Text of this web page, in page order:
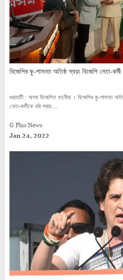
বিজেপিৰ কু-শাসনত অতিষ্ঠ স্বয়ং বিজেপি নেতা-
গুৱাহাটী : অসম বিজেপিত খহনীয়া । বিজেপিৰ কু-শাসনত
নেতা-কৰ্মীকে ধৰি প্ৰায় ...
G Plus News
Jan 24, 2022